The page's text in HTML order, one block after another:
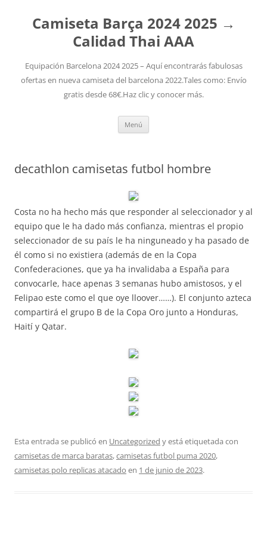
Camiseta Barça 2024 2025 →
Calidad Thai AAA
Equipación Barcelona 2024 2025 – Aquí encontrarás fabulosas
ofertas en nueva camiseta del barcelona 2022.Tales como: Envío
gratis desde 68€.Haz clic y conocer más.
Menú
decathlon camisetas futbol hombre
Costa no ha hecho más que responder al seleccionador y al
equipo que le ha dado más confianza, mientras el propio
seleccionador de su país le ha ninguneado y ha pasado de
él como si no existiera (además de en la Copa
Confederaciones, que ya ha invalidaba a España para
convocarle, hace apenas 3 semanas hubo amistosos, y el
Felipao este como el que oye lloover……). El conjunto azteca
compartirá el grupo B de la Copa Oro junto a Honduras,
Haití y Qatar.
Esta entrada se publicó en Uncategorized y está etiquetada con
camisetas de marca baratas,camisetas futbol puma 2020,
camisetas polo replicas atacado en 1 de junio de 2023.